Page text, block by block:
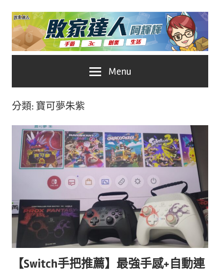
Skip
content
家
人
推
No.1
遊
戲
科
Menu
分類: 寶可夢朱紫
【Switch手把推薦】最強手感+自動連